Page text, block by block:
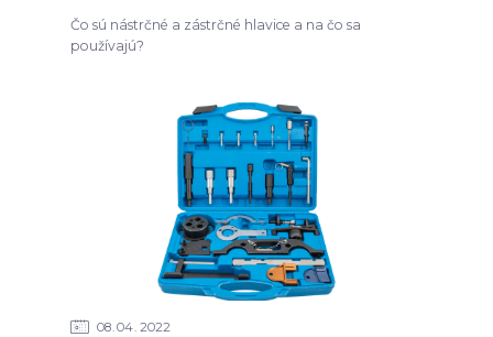
Čo sú nástrčné a zástrčné hlavice a na čo sa
používajú?
08 04 2022